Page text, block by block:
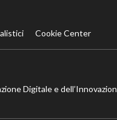
Cookie Center
Digitale e